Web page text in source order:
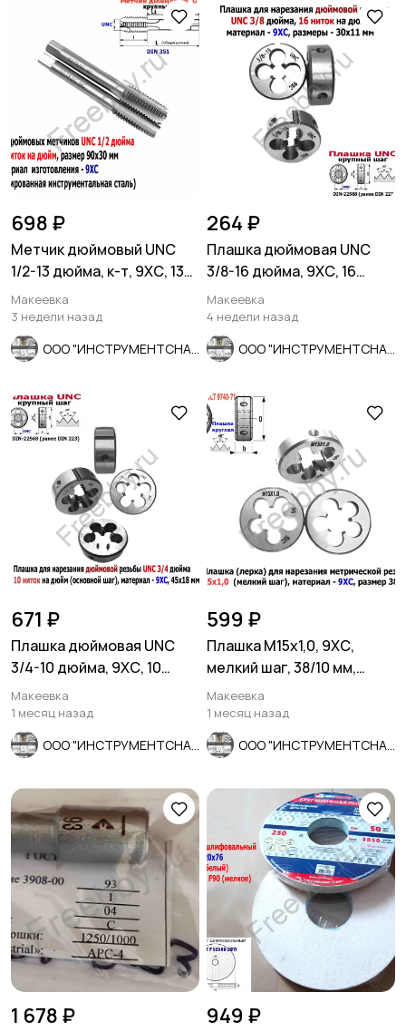
698 ₽
Метчик дюймовый UNC
1/2-13 дюйма, к-т, 9ХС, 13
ниток на дюйм, 90/30
Макеевка
3 недели назад
264 ₽
Плашка дюймовая UNC
3/8-16 дюйма, 9ХС, 16
ниток на дюйм, 30/11 мм.
Макеевка
4 недели назад
671 ₽
Плашка дюймовая UNC
3/4-10 дюйма, 9ХС, 10
ниток на дюйм, 45/18 мм.
Макеевка
1 месяц назад
599 ₽
Плашка М15х1,0, 9ХС,
мелкий шаг, 38/10 мм,
ГОСТ 7740-71.
Макеевка
1 месяц назад
1 678 ₽ 949 ₽